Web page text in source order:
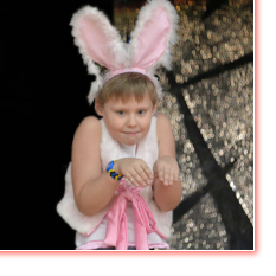
искусства
искусства Шекспир
искусства
искусства